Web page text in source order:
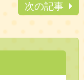
次の記事